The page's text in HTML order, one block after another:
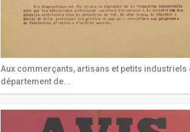
Aux commerçants, artisans et petits industriels
département de...